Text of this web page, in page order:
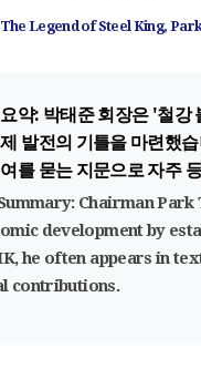
The Legend of Steel King,
약: 박태준 회장은 '철강
발전의 기틀을 마련했
를 묻는 지문으로 자주
Chairman Park
development by
he often appears in
contributions.